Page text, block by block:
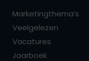
Marketingthema’s
Veelgelezen
Vacatures
Jaarboek